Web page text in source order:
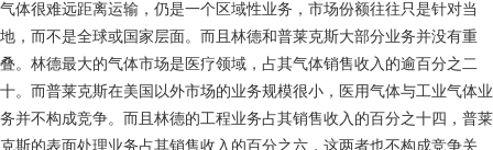
气体很难远距离运输，仍是一个区域性业务，市场份额往往只是针对当
地，而不是全球或国家层面。而且林德和普莱克斯大部分业务并没有重
叠。林德最大的气体市场是医疗领域，占其气体销售收入的逾百分之二
十。而普莱克斯在美国以外市场的业务规模很小，医用气体与工业气体业
务并不构成竞争。而且林德的工程业务占其销售收入的百分之十四，普莱
克斯的表面处理业务占其销售收入的百分之六，这两者也不构成竞争关